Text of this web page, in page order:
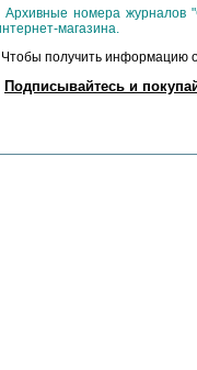
Архивные номера журналов
магазина.
Чтобы получить информацию
Подписывайтесь и